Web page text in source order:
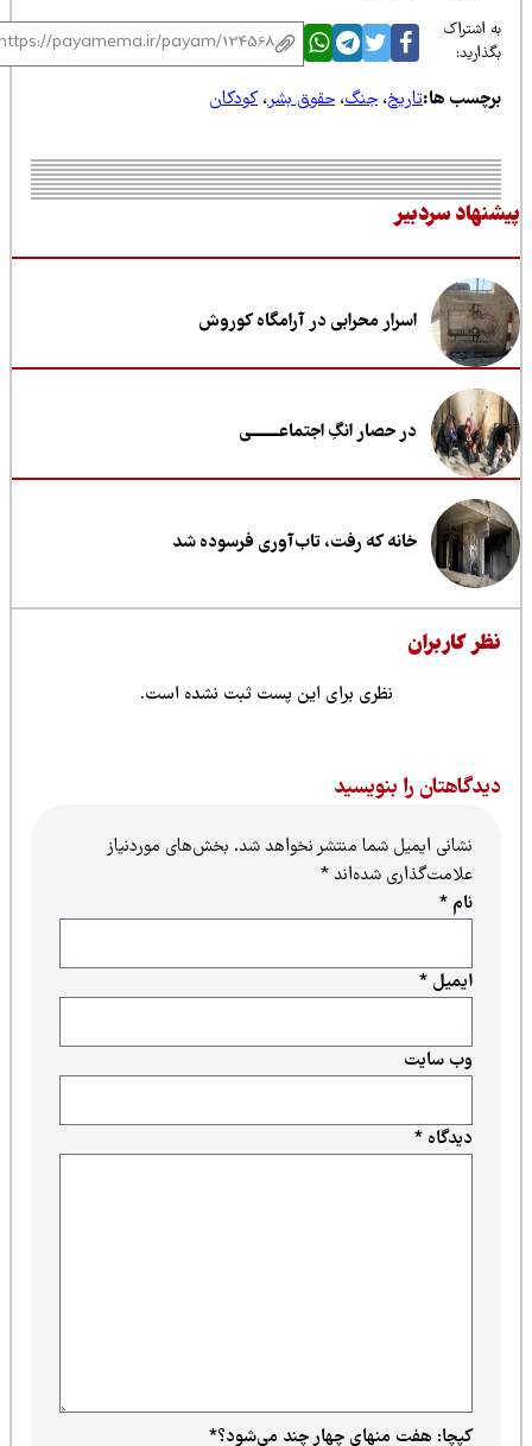
اشتراک
ها:تاریخ،جنگ ،حقوق بشر،کودکان
سردبیر
اسرار محرابی در آرامگاه کوروش
در حصار انگِ اجتماعــــــــی
خانه که رفت، تاب‌آوری فرسوده شد
کاربران
نظری برای این پست ثبت نشده است.
را بنویسید
نشانی ایمیل شما منتشر نخواهد شد.بخش‌های موردنیاز
علامت‌گذاری شده‌اند*
دیدگاه*
ایمیل*
وب‌ سایت
کپچا: هفت منهای چهار چند می‌شود؟*